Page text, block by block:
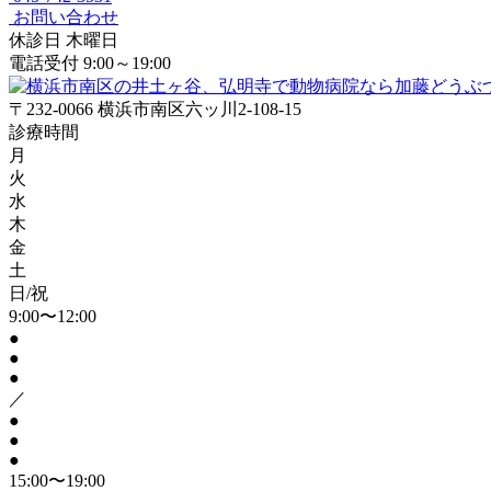
お問い合わせ
休診日 木曜日
電話受付 9:00～19:00
〒232-0066 横浜市南区六ッ川2-108-15
診療時間
月
火
水
木
金
土
日/祝
9:00〜12:00
●
●
●
／
●
●
●
15:00〜19:00